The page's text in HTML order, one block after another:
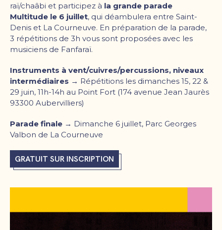
raï/chaâbi et participez à la grande parade
Multitude le 6 juillet, qui déambulera entre Saint-
Denis et La Courneuve. En préparation de la parade,
3 répétitions de 3h vous sont proposées avec les
musiciens de Fanfaraï.
Instruments à vent/cuivres/percussions, niveaux
intermédiaires → Répétitions les dimanches 15, 22 &
29 juin, 11h-14h au Point Fort (174 avenue Jean Jaurès
93300 Aubervilliers)
Parade finale → Dimanche 6 juillet, Parc Georges
Valbon de La Courneuve
GRATUIT SUR INSCRIPTION